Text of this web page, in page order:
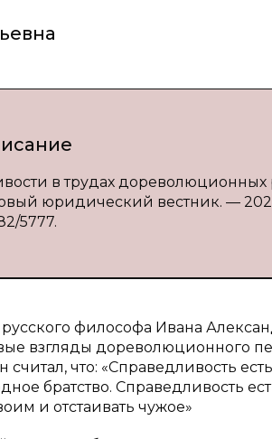
в трудах
юридический вестник. —
5777.
философа Ивана
взгляды дореволюционного
что: «Справедливость
братство. Справедливость
и отстаивать чужое»